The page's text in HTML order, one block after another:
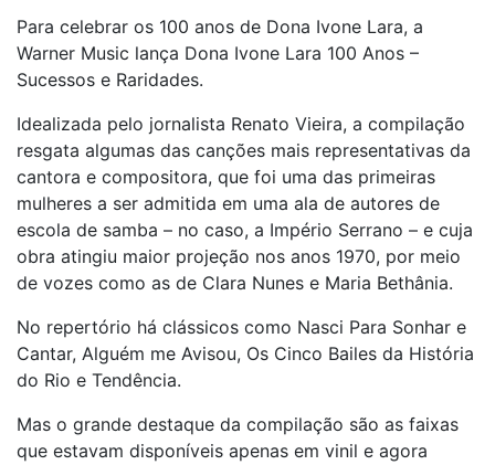
Para celebrar os 100 anos de Dona Ivone Lara, a
Warner Music lança Dona Ivone Lara 100 Anos –
Sucessos e Raridades.
Idealizada pelo jornalista Renato Vieira, a compilação
resgata algumas das canções mais representativas da
cantora e compositora, que foi uma das primeiras
mulheres a ser admitida em uma ala de autores de
escola de samba – no caso, a Império Serrano – e cuja
obra atingiu maior projeção nos anos 1970, por meio
de vozes como as de Clara Nunes e Maria Bethânia.
No repertório há clássicos como Nasci Para Sonhar e
Cantar, Alguém me Avisou, Os Cinco Bailes da História
do Rio e Tendência.
Mas o grande destaque da compilação são as faixas
que estavam disponíveis apenas em vinil e agora